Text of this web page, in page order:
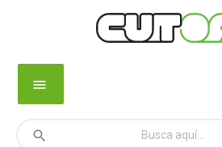
menu
search